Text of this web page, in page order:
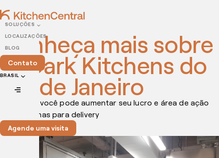
SOLUÇÕES
LOCALIZAÇÕES
BLOG
Contato
BRASIL
Conheça mais sobre
as Dark Kitchens do
Rio de Janeiro
Veja como você pode aumentar seu lucro e área de ação
com cozinhas para delivery
Agende uma visita